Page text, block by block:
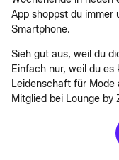
App shoppst du immer
Smartphone.
Sieh gut aus, weil du
Einfach nur, weil du
Leidenschaft für
Mitglied bei Lounge by